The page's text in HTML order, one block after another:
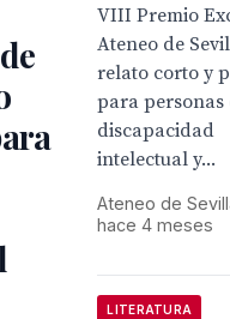
VIII Premio
Ateneo de
relato corto y
para personas
discapacidad
intelectual y...
Ateneo de
hace 4 meses
LITERATURA